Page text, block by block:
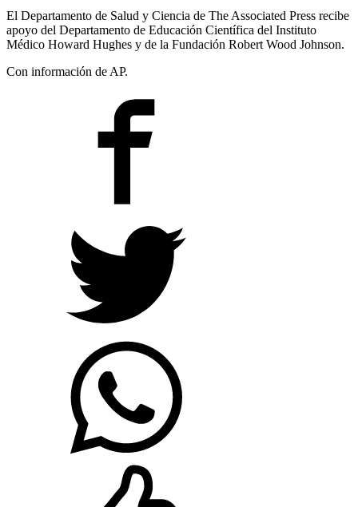
El Departamento de Salud y Ciencia de The Associated Press recibe
apoyo del Departamento de Educación Científica del Instituto
Médico Howard Hughes y de la Fundación Robert Wood Johnson.
Con información de AP.